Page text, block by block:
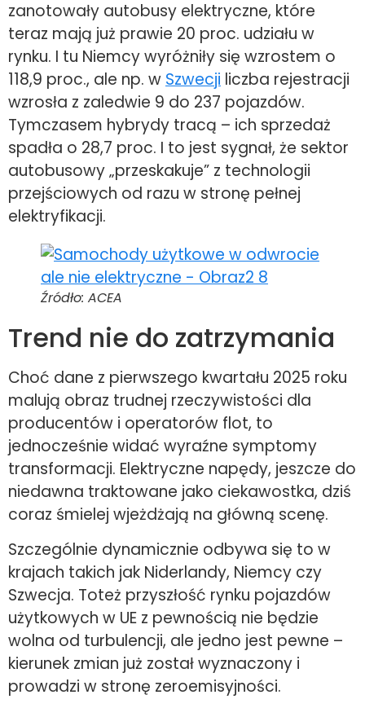
zanotowały autobusy elektryczne, które
teraz mają już prawie 20 proc. udziału w
rynku. I tu Niemcy wyróżniły się wzrostem o
118,9 proc., ale np. w Szwecji liczba rejestracji
wzrosła z zaledwie 9 do 237 pojazdów.
Tymczasem hybrydy tracą – ich sprzedaż
spadła o 28,7 proc. I to jest sygnał, że sektor
autobusowy „przeskakuje” z technologii
przejściowych od razu w stronę pełnej
elektryfikacji.
Źródło: ACEA
Trend nie do zatrzymania
Choć dane z pierwszego kwartału 2025 roku
malują obraz trudnej rzeczywistości dla
producentów i operatorów flot, to
jednocześnie widać wyraźne symptomy
transformacji. Elektryczne napędy, jeszcze do
niedawna traktowane jako ciekawostka, dziś
coraz śmielej wjeżdżają na główną scenę.
Szczególnie dynamicznie odbywa się to w
krajach takich jak Niderlandy, Niemcy czy
Szwecja. Toteż przyszłość rynku pojazdów
użytkowych w UE z pewnością nie będzie
wolna od turbulencji, ale jedno jest pewne –
kierunek zmian już został wyznaczony i
prowadzi w stronę zeroemisyjności.